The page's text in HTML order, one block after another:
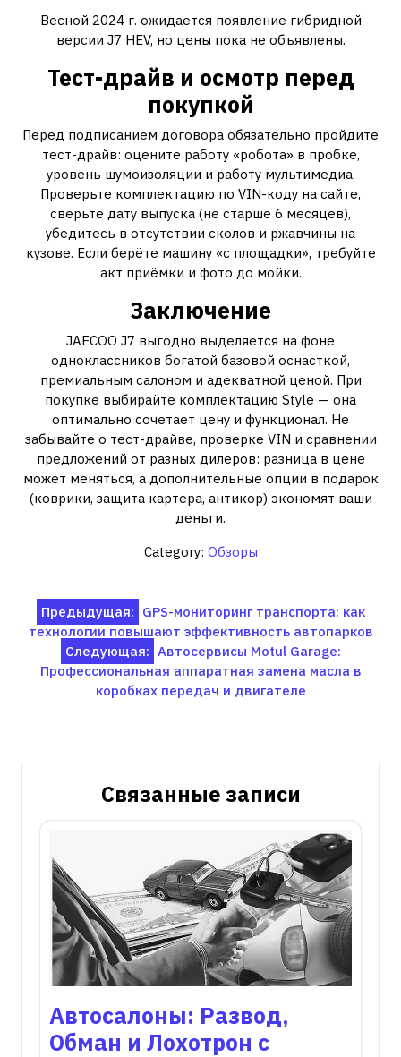
Весной 2024 г. ожидается появление гибридной
версии J7 HEV, но цены пока не объявлены.
Тест-драйв и осмотр перед
покупкой
Перед подписанием договора обязательно пройдите
тест-драйв: оцените работу «робота» в пробке,
уровень шумоизоляции и работу мультимедиа.
Проверьте комплектацию по VIN-коду на сайте,
сверьте дату выпуска (не старше 6 месяцев),
убедитесь в отсутствии сколов и ржавчины на
кузове. Если берёте машину «с площадки», требуйте
акт приёмки и фото до мойки.
Заключение
JAECOO J7 выгодно выделяется на фоне
одноклассников богатой базовой оснасткой,
премиальным салоном и адекватной ценой. При
покупке выбирайте комплектацию Style — она
оптимально сочетает цену и функционал. Не
забывайте о тест-драйве, проверке VIN и сравнении
предложений от разных дилеров: разница в цене
может меняться, а дополнительные опции в подарок
(коврики, защита картера, антикор) экономят ваши
деньги.
Category: Обзоры
Навигация
по
записям
Предыдущая: GPS-мониторинг транспорта: как
технологии повышают эффективность автопарков
Следующая: Автосервисы Motul Garage:
Профессиональная аппаратная замена масла в
коробках передач и двигателе
Связанные записи
Автосалоны: Развод,
Обман и Лохотрон с